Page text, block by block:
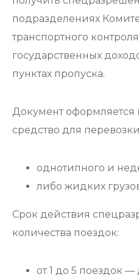
подразделениях
транспортного
государственных
пунктах пропуска.
Документ оформляется
средство для
однотипного и
либо жидких
Срок действия
количества поездок:
от 1 до 5 поездок